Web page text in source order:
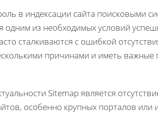
в индексации сайта поисковыми
одним из необходимых условий
сталкиваются с ошибкой
причинами и иметь важные
Sitemap является
особенно крупных порталов или